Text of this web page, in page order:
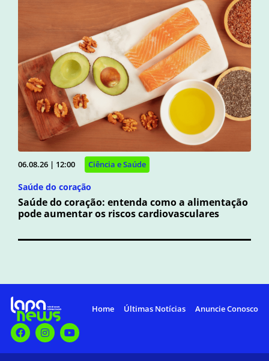
06.08.26 | 12:00 Ciência e Saúde
Saúde do coração
Saúde do coração: entenda como a alimentação
pode aumentar os riscos cardiovasculares
Home Últimas Notícias Anuncie Conosco